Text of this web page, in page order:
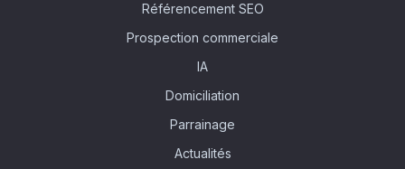
Référencement SEO
Prospection commerciale
IA
Domiciliation
Parrainage
Actualités